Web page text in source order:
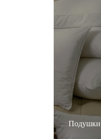
Подушки